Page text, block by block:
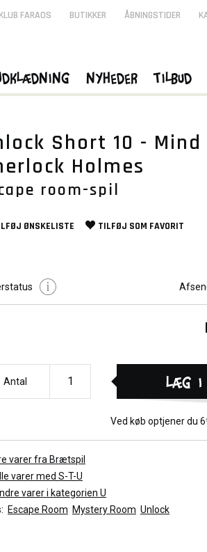
Short 10 -
Holmes
room-spil
ØNSKELISTE TILFØJ SOM FAVORIT
Antal Læg
Ved køb optjener du 6
varer fra Brætspil
varer med S-T-U
varer i kategorien U
Escape Room Mystery Room Unlock
KLUB FARAOS BUTIKKER ÅBNINGSTIDER
Nyheder Tilbud